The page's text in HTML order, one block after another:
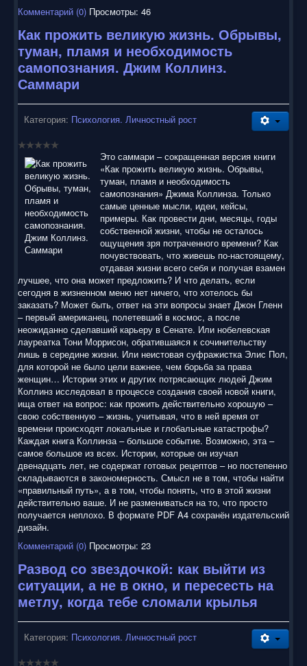
Комментарий (0) Просмотры: 46
Как прожить великую жизнь. Обрывы,
туман, пламя и необходимость
самопознания. Джим Коллинз.
Саммари
Категория: Психология. Личностный рост
Это саммари – сокращенная версия книги
«Как прожить великую жизнь. Обрывы,
туман, пламя и необходимость
самопознания» Джима Коллинза. Только
самые ценные мысли, идеи, кейсы,
примеры. Как провести дни, месяцы, годы
собственной жизни, чтобы не осталось
ощущения зря потраченного времени? Как
почувствовать, что живешь по-настоящему,
отдавая жизни всего себя и получая взамен
лучшее, что она может предложить? И что делать, если
сегодня в жизненном меню нет ничего, что хотелось бы
заказать? Может быть, ответ на эти вопросы знает Джон Гленн
– первый американец, полетевший в космос, а после
неожиданно сделавший карьеру в Сенате. Или нобелевская
лауреатка Тони Моррисон, обратившаяся к сочинительству
лишь в середине жизни. Или неистовая суфражистка Элис Пол,
для которой не было цели важнее, чем борьба за права
женщин… Истории этих и других потрясающих людей Джим
Коллинз исследовал в процессе создания своей новой книги,
ища ответ на вопрос: как прожить действительно хорошую –
свою собственную – жизнь, учитывая, что в ней время от
времени происходят локальные и глобальные катастрофы?
Каждая книга Коллинза – большое событие. Возможно, эта –
самое большое из всех. Истории, которые он изучал
двенадцать лет, не содержат готовых рецептов – но постепенно
складываются в закономерность. Смысл не в том, чтобы найти
«правильный путь», а в том, чтобы понять, что в этой жизни
действительно ваше. И не размениваться на то, что просто
получается неплохо. В формате PDF A4 сохранён издательский
дизайн.
Комментарий (0) Просмотры: 23
Развод со звездочкой: как выйти из
ситуации, а не в окно, и пересесть на
метлу, когда тебе сломали крылья
Категория: Психология. Личностный рост